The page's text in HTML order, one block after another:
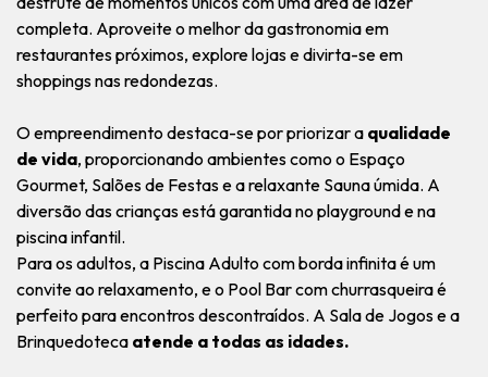
completa. Aproveite o melhor da gastronomia em
restaurantes próximos, explore lojas e divirta-se em
shoppings nas redondezas.
O empreendimento destaca-se por priorizar a qualidade
de vida, proporcionando ambientes como o Espaço
Gourmet, Salões de Festas e a relaxante Sauna úmida. A
diversão das crianças está garantida no playground e na
piscina infantil.
Para os adultos, a Piscina Adulto com borda infinita é um
convite ao relaxamento, e o Pool Bar com churrasqueira é
perfeito para encontros descontraídos. A Sala de Jogos e a
Brinquedoteca atende a todas as idades.